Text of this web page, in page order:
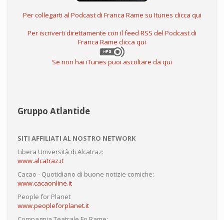
Per collegarti al Podcast di Franca Rame su Itunes clicca qui
Per iscriverti direttamente con il feed RSS del Podcast di
Franca Rame clicca qui
Se non hai iTunes puoi ascoltare da qui
Gruppo Atlantide
SITI AFFILIATI AL NOSTRO NETWORK
Libera Università di Alcatraz:
www.alcatraz.it
Cacao - Quotidiano di buone notizie comiche:
www.cacaonline.it
People for Planet
www.peopleforplanet.it